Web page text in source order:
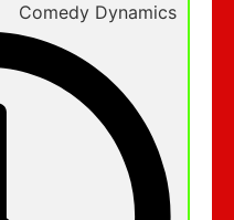
Comedy Dynamics